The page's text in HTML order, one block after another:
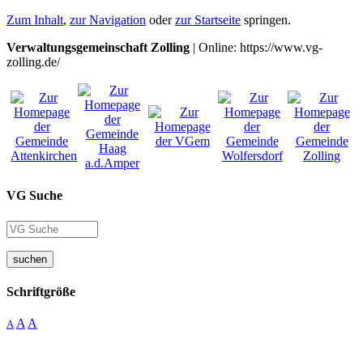
Zum Inhalt, zur Navigation oderzur Startseite springen.
Verwaltungsgemeinschaft Zolling | Online: https://www.vg-
zolling.de/
VG Suche
suchen
Schriftgröße
A A A